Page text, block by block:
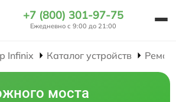
+7 (800) 301-97-75
Ежедневно с 9:00 до 21:00
Infinix Каталог устройств
моста